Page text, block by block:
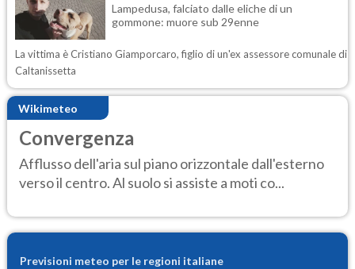
Lampedusa, falciato dalle eliche di un
gommone: muore sub 29enne
La vittima è Cristiano Giamporcaro, figlio di un'ex assessore comunale di
Caltanissetta
Wikimeteo
Convergenza
Afflusso dell'aria sul piano orizzontale dall'esterno
verso il centro. Al suolo si assiste a moti co...
Previsioni meteo per le regioni italiane